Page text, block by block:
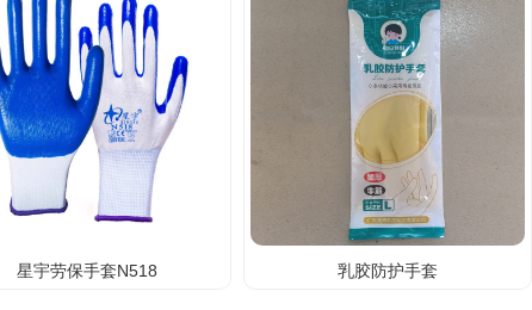
星宇劳保手套N518 乳胶防护手套